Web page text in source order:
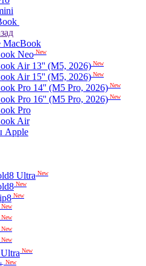
MacBook
Neo New
Air 13'' (M5, 2026) New
Air 15'' (M5, 2026) New
Pro 14'' (M5 Pro, 2026) New
Pro 16'' (M5 Pro, 2026) New
Pro
Air
Apple
Ultra New
New
New
New
New
New
New
New
New